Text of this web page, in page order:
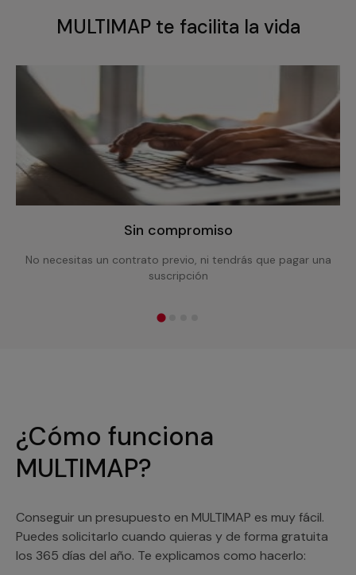
MULTIMAP te facilita la vida
Sin compromiso
No necesitas un contrato previo, ni tendrás que pagar una
suscripción
¿Cómo funciona
MULTIMAP?
Conseguir un presupuesto en MULTIMAP es muy fácil.
Puedes solicitarlo cuando quieras y de forma gratuita
los 365 días del año. Te explicamos como hacerlo: